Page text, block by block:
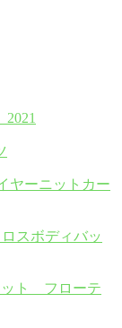
ヤーニットカー
スボディバッ
ット フローテ